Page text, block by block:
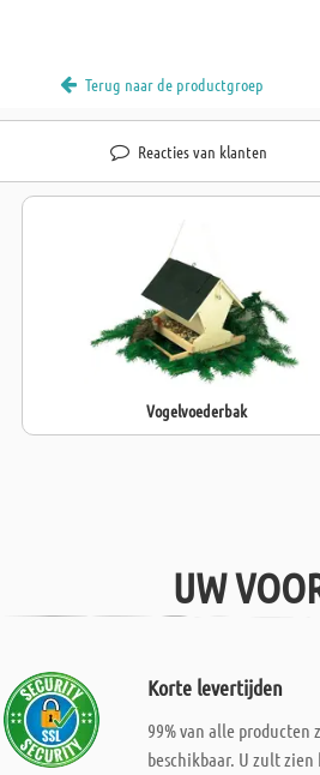
Terug naar de productgroep
Reacties van klanten
Vogelvoederbak
UW
Korte levertijden
99% van alle producten
beschikbaar. U zult